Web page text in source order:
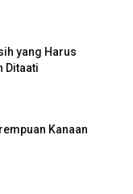
yang Harus
Ditaati
Kanaan